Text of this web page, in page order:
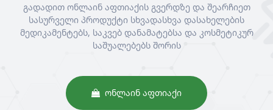
გადადით ონლაინ აფთიაქის გვერდზე და შეარჩიეთ
სასურველი პროდუქტი სხვადასხვა დასახელების
მედიკამენტებს, საკვებ დანამატებსა და კოსმეტიკურ
საშუალებებს შორის
ᲝᲜᲚᲐᲘᲜ ᲐᲤᲗᲘᲐᲥᲘ